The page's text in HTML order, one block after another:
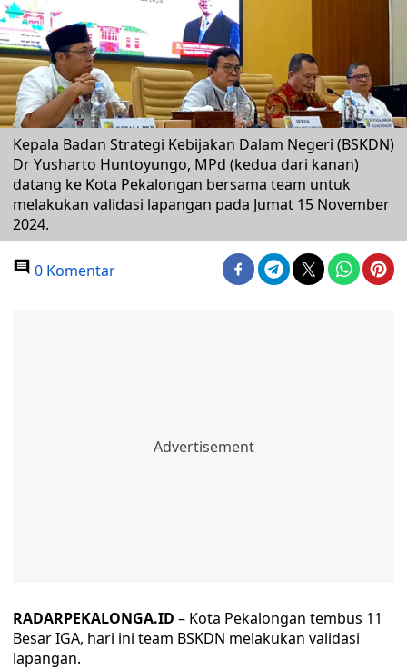
Kepala Badan Strategi Kebijakan Dalam Negeri (BSKDN)
Dr Yusharto Huntoyungo, MPd (kedua dari kanan)
datang ke Kota Pekalongan bersama team untuk
melakukan validasi lapangan pada Jumat 15 November
2024.
0 Komentar
RADARPEKALONGA.ID – Kota Pekalongan tembus 11
Besar IGA, hari ini team BSKDN melakukan validasi
lapangan.